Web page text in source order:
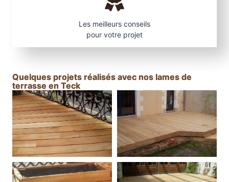
Les meilleurs conseils
pour votre projet
Quelques projets réalisés avec nos lames de
terrasse en Teck